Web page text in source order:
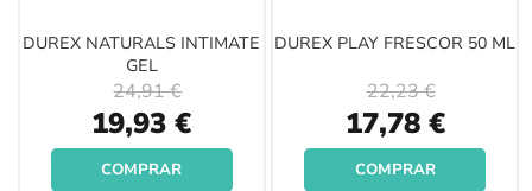
DUREX NATURALS INTIMATE
GEL
Special
Price
19,93 €
24,91 €
COMPRAR
DUREX PLAY FRESCOR 50 ML
Special
Price
17,78 €
22,23 €
COMPRAR